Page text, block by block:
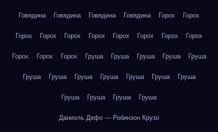
Говядина Говядина Говядина Говядина Горох Горох
Горох Горох Горох Горох Горох Горох Горох Горох
Горох Горох Горох Груша Груша Груша Груша Груша
Груша Груша Груша Груша Груша Груша Груша
Груша Груша Груша Груша
Даниэль Дефо — Робинзон Крузо